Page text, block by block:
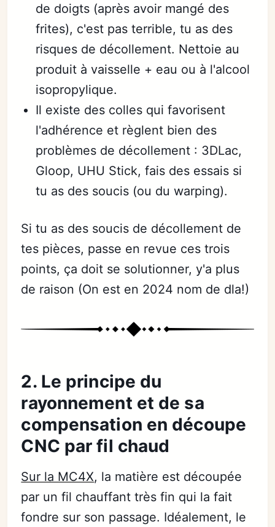
de doigts (après avoir mangé des
frites), c'est pas terrible, tu as des
risques de décollement. Nettoie au
produit à vaisselle + eau ou à l'alcool
isopropylique.
Il existe des colles qui favorisent
l'adhérence et règlent bien des
problèmes de décollement : 3DLac,
Gloop, UHU Stick, fais des essais si
tu as des soucis (ou du warping).
Si tu as des soucis de décollement de
tes pièces, passe en revue ces trois
points, ça doit se solutionner, y'a plus
de raison (On est en 2024 nom de dla!)
2. Le principe du
rayonnement et de sa
compensation en découpe
CNC par fil chaud
Sur la MC4X, la matière est découpée
par un fil chauffant très fin qui la fait
fondre sur son passage. Idéalement, le